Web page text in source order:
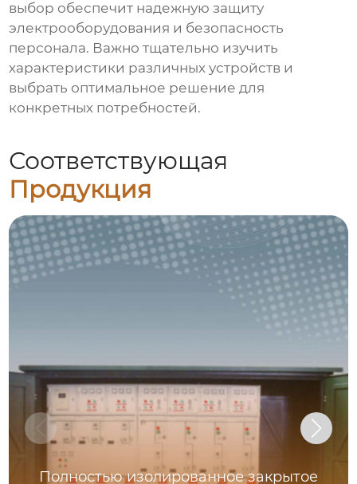
выбор обеспечит надежную защиту
электрооборудования и безопасность
персонала. Важно тщательно изучить
характеристики различных устройств и
выбрать оптимальное решение для
конкретных потребностей.
Соответствующая
Продукция
Полностью изолированное закрытое